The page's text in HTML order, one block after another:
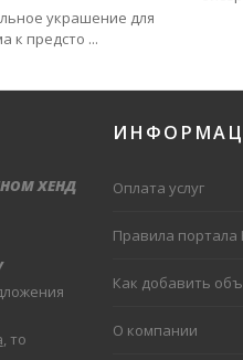
украшение для
к предсто ...
ХЕНД
, то
Оплата услуг
Правила портала
Как добавить
О компании